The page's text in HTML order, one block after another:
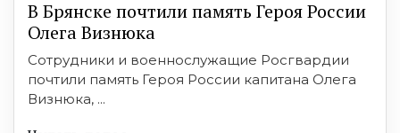
В Брянске почтили память Героя России
Олега Визнюка
Сотрудники и военнослужащие Росгвардии
почтили память Героя России капитана Олега
Визнюка, ...